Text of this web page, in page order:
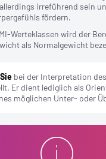
irreführend sein
fördern.
Werteklassen wird der
als Normalgewicht
bei der Interpretation
Er dient lediglich als
möglichen Unter- oder